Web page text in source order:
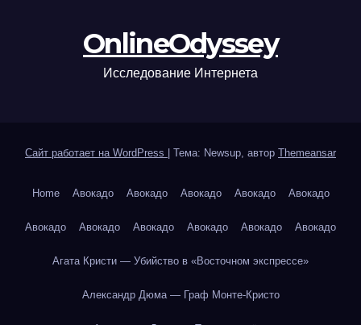
OnlineOdyssey
Исследование Интернета
Сайт работает на WordPress | Тема: Newsup, автор Themeansar
Home Авокадо Авокадо Авокадо Авокадо Авокадо
Авокадо Авокадо Авокадо Авокадо Авокадо Авокадо
Агата Кристи — Убийство в «Восточном экспрессе»
Александр Дюма — Граф Монте-Кристо